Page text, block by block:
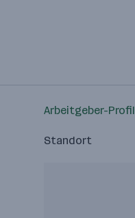
Arbeitgeber-Profil
Standort